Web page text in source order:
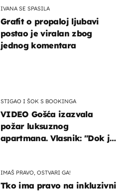
STIGAO I ŠOK S BOOKINGA
VIDEO Gošća izazvala
požar luksuznog
apartmana. Vlasnik: "Dok je
IMAŠ PRAVO, OSTVARI GA!
Tko ima pravo na inkluzivni
IVANA SE SPASILA
Grafit o propaloj ljubavi
postao je viralan zbog
jednog komentara